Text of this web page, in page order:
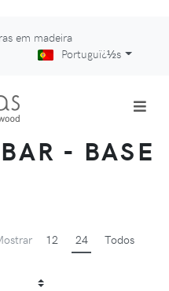
em madeira
Portuguï¿½s
- BASE
12 24 Todos